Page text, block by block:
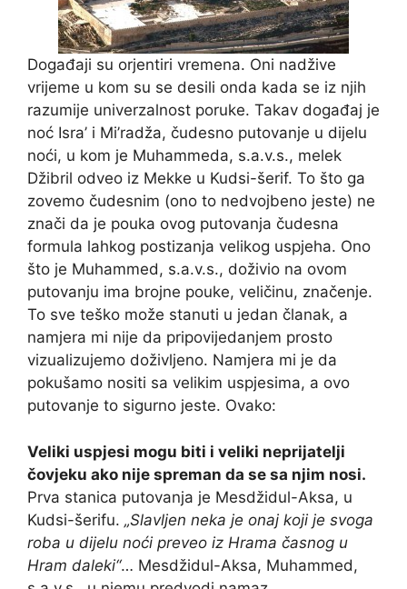
Događaji su orjentiri vremena. Oni nadžive
vrijeme u kom su se desili onda kada se iz njih
razumije univerzalnost poruke. Takav događaj je
noć Isra’ i Mi’radža, čudesno putovanje u dijelu
noći, u kom je Muhammeda, s.a.v.s., melek
Džibril odveo iz Mekke u Kudsi-šerif. To što ga
zovemo čudesnim (ono to nedvojbeno jeste) ne
znači da je pouka ovog putovanja čudesna
formula lahkog postizanja velikog uspjeha. Ono
što je Muhammed, s.a.v.s., doživio na ovom
putovanju ima brojne pouke, veličinu, značenje.
To sve teško može stanuti u jedan članak, a
namjera mi nije da pripovijedanjem prosto
vizualizujemo doživljeno. Namjera mi je da
pokušamo nositi sa velikim uspjesima, a ovo
putovanje to sigurno jeste. Ovako:
Veliki uspjesi mogu biti i veliki neprijatelji
čovjeku ako nije spreman da se sa njim nosi.
Prva stanica putovanja je Mesdžidul-Aksa, u
Kudsi-šerifu. „Slavljen neka je onaj koji je svoga
roba u dijelu noći preveo iz Hrama časnog u
Hram daleki“… Mesdžidul-Aksa, Muhammed,